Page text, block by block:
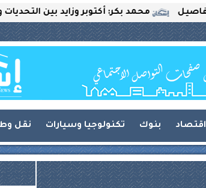
محمد بكر: أكتوبر وزايد بين التحديات والفرص
اقتصاد بنوك تكنولوجيا وسيارات نقل